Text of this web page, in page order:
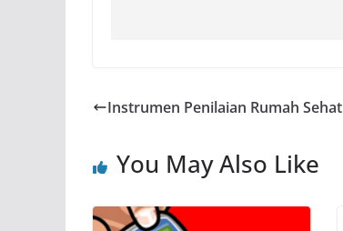
Instrumen Penilaian Rumah Sehat
You May Also Like